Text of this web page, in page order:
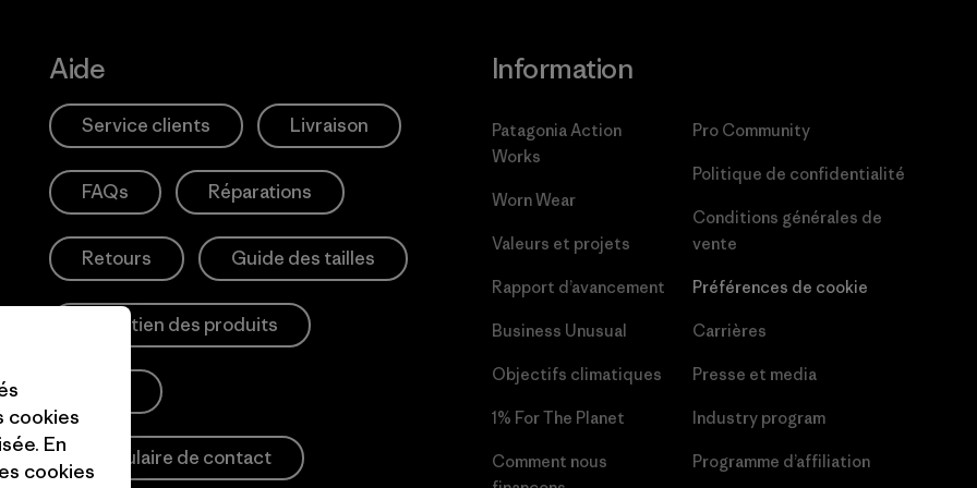
Aide
Service clients Livraison
FAQs Réparations
Retours Guide des tailles
Entretien des produits
Formulaire de contact
Information
Patagonia Action
Works
Worn Wear
Valeurs et projets
Rapport d’avancement
Business Unusual
Objectifs climatiques
1% For The Planet
Comment nous
Pro Community
Politique de confidentialité
Conditions générales de
vente
Préférences de cookie
Carrières
Presse et media
Industry program
Programme d’affiliation
cookies
En
cookies